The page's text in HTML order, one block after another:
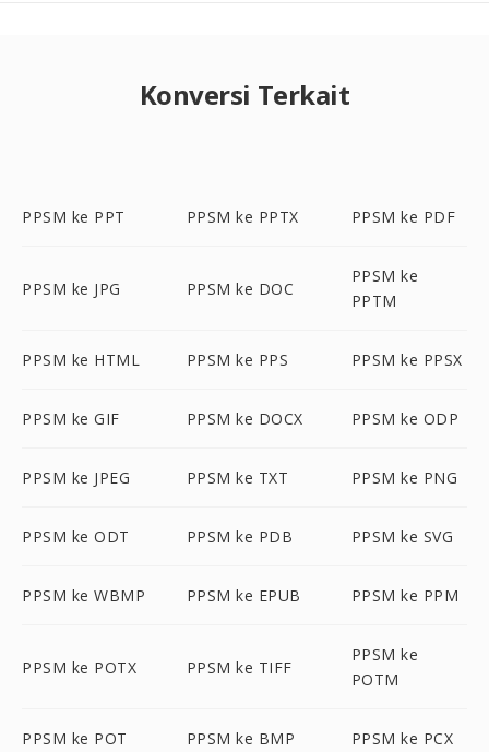
Konversi Terkait
PPSM ke PPT PPSM ke PPTX PPSM ke PDF
PPSM ke JPG PPSM ke DOC
PPSM ke
PPTM
PPSM ke HTML PPSM ke PPS PPSM ke PPSX
PPSM ke GIF PPSM ke DOCX PPSM ke ODP
PPSM ke JPEG PPSM ke TXT PPSM ke PNG
PPSM ke ODT PPSM ke PDB PPSM ke SVG
PPSM ke WBMP PPSM ke EPUB PPSM ke PPM
PPSM ke POTX PPSM ke TIFF
PPSM ke
POTM
PPSM ke POT PPSM ke BMP PPSM ke PCX